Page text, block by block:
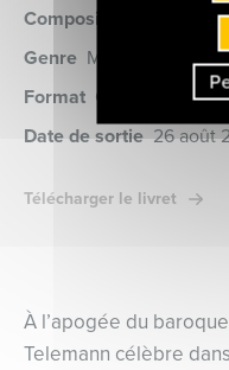
Compositeur
Telemann
Genre Musique
Format CD
(MIR255)
Date de sortie26 août
Télécharger le livret
À l’apogée du
Telemann célèbre